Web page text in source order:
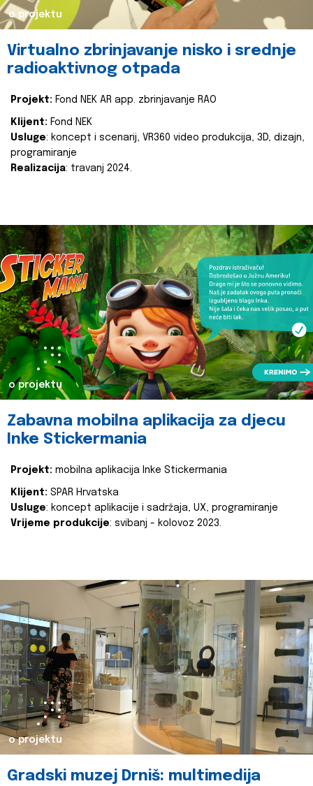
o projektu
Virtualno zbrinjavanje nisko i srednje
radioaktivnog otpada
Projekt: Fond NEK AR app. zbrinjavanje RAO
Klijent: Fond NEK
Usluge: koncept i scenarij, VR360 video produkcija, 3D, dizajn,
programiranje
Realizacija: travanj 2024.
o projektu
Zabavna mobilna aplikacija za djecu
Inke Stickermania
Projekt: mobilna aplikacija Inke Stickermania
Klijent: SPAR Hrvatska
Usluge: koncept aplikacije i sadržaja, UX, programiranje
Vrijeme produkcije: svibanj - kolovoz 2023.
o projektu
Gradski muzej Drniš: multimedija